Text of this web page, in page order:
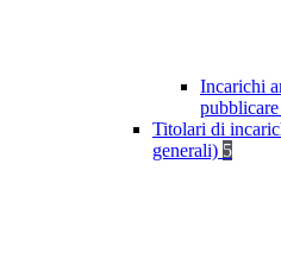
Incarichi
Titolari di
generali) 5